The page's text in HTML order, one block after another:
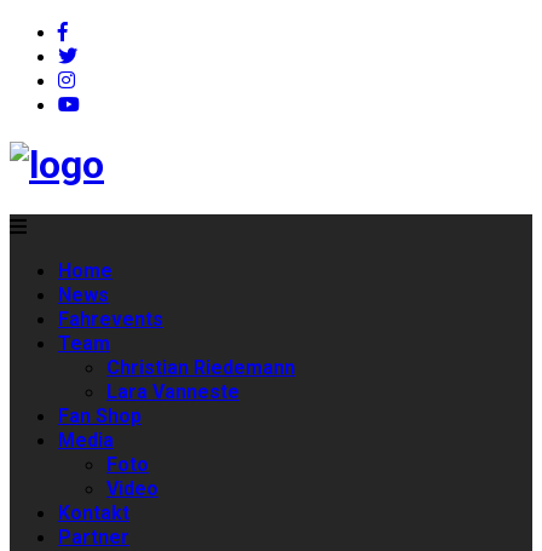
Home
News
Fahrevents
Team
Christian Riedemann
Lara Vanneste
Fan Shop
Media
Foto
Video
Kontakt
Partner